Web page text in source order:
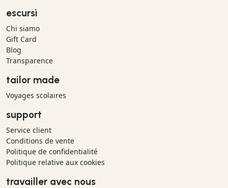
escursì
Chi siamo
Gift Card
Blog
Transparence
tailor made
Voyages scolaires
support
Service client
Conditions de vente
Politique de confidentialité
Politique relative aux cookies
travailler avec nous